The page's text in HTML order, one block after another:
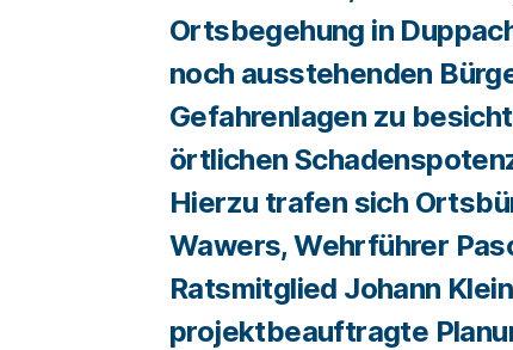
Ortsbegehung in
noch ausstehenden
Gefahrenlagen zu
örtlichen
Hierzu trafen sich
Wawers, Wehrführer
Ratsmitglied Johann
projektbeauftragte